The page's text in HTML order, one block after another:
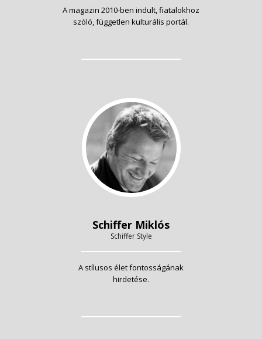
A magazin 2010-ben indult, fiatalokhoz
szóló, független kulturális portál.
Schiffer Miklós
Schiffer Style
A stílusos élet fontosságának
hirdetése.